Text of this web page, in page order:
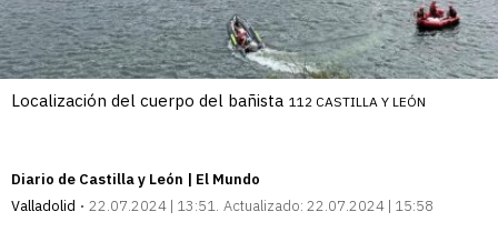
Localización del cuerpo del bañista 112 CASTILLA Y LEÓN
Diario de Castilla y León | El Mundo
Valladolid
22.07.2024 | 13:51 Actualizado: 22.07.2024 | 15:58